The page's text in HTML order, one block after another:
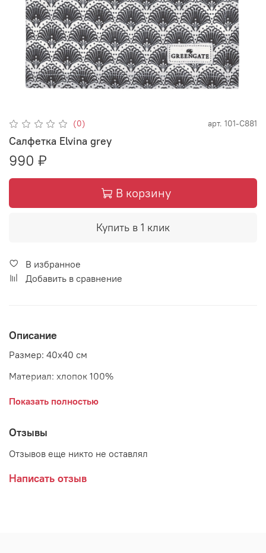
(0) арт. 101-С881
Салфетка Elvina grey
990 ₽
В корзину
Купить в 1 клик
В избранное
Добавить в сравнение
Описание
Размер: 40x40 см
Материал: хлопок 100%
Страна: Дания
Показать полностью
Отзывы
Отзывов еще никто не оставлял
Написать отзыв